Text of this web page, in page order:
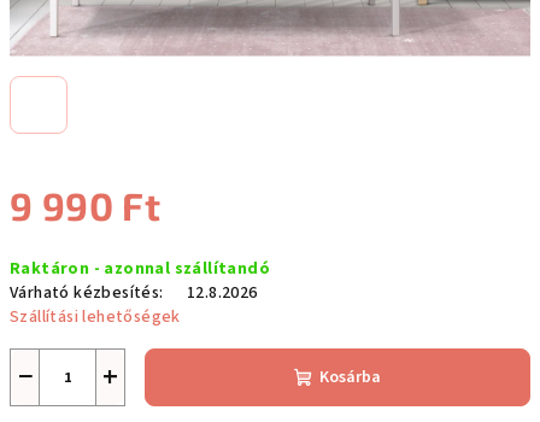
9 990 Ft
Raktáron - azonnal szállítandó
Várható kézbesítés:
12.8.2026
Szállítási lehetőségek
+
− Kosárba